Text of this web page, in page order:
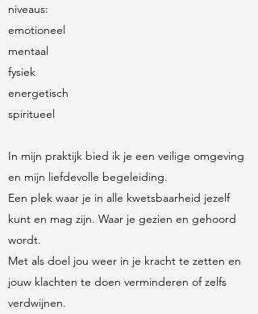
niveaus:
emotioneel
mentaal
fysiek
energetisch
spiritueel
In mijn praktijk bied ik je een veilige omgeving
en mijn liefdevolle begeleiding.
Een plek waar je in alle kwetsbaarheid jezelf
kunt en mag zijn. Waar je gezien en gehoord
wordt.
Met als doel jou weer in je kracht te zetten en
jouw klachten te doen verminderen of zelfs
verdwijnen.